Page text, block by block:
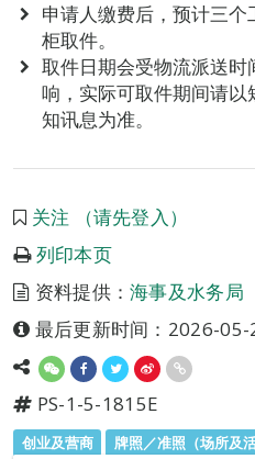
申请人缴费后，预计三
柜取件。
取件日期会受物流派送
响，实际可取件期间请
知讯息为准。
关注 （请先登入）
列印本页
资料提供：海事及水务局
最后更新时间：2026-05-
PS-1-5-1815E
创业及营商 牌照／准照（场所及活